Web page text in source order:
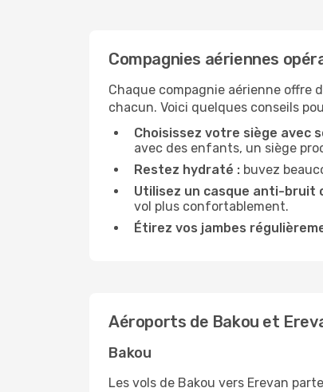
Compagnies aériennes
Chaque compagnie aérienne offre
chacun. Voici quelques conseils
Choisissez votre siège avec
avec des enfants, un siège
Restez hydraté : buvez
Utilisez un casque anti-bruit
vol plus confortablement.
Étirez vos jambes
Aéroports de Bakou et
Bakou
Les vols de Bakou vers Erevan